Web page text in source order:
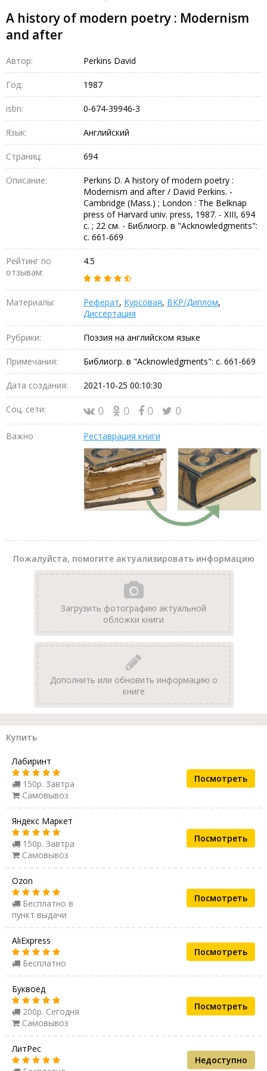
A history of modern poetry : Modernism
and after
Автор: Perkins David
Год: 1987
isbn: 0-674-39946-3
Язык: Английский
Страниц: 694
Описание:
Perkins D. A history of modern poetry :
Modernism and after / David Perkins. -
Cambridge (Mass.) ; London : The Belknap
press of Harvard univ. press, 1987. - XIII, 694
с. ; 22 см. - Библиогр. в "Acknowledgments":
с. 661-669
Рейтинг по
отзывам:
4.5
Материалы: Реферат, Курсовая, ВКР/Диплом,
Диссертация
Рубрики: Поэзия на английском языке
Примечания: Библиогр. в "Acknowledgments": с. 661-669
Дата создания: 2021-10-25 00:10:30
Соц. сети: 0 0 0 0
Важно Реставрация книги
Пожалуйста, помогите актуализировать информацию
Загрузить фотографию актуальной
обложки книги
Дополнить или обновить информацию о
книге
Купить
Лабиринт
150р. Завтра
Самовывоз
Посмотреть
Яндекс Маркет
150р. Завтра
Самовывоз
Посмотреть
Ozon
Бесплатно в
пункт выдачи
Посмотреть
AliExpress
Бесплатно
Посмотреть
Буквоед
200р. Сегодня
Самовывоз
Посмотреть
ЛитРес
Недоступно